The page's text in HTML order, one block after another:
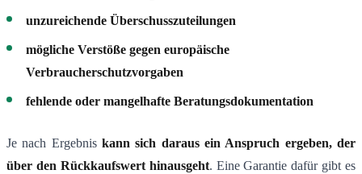
unzureichende Überschusszuteilungen
mögliche Verstöße gegen europäische
Verbraucherschutzvorgaben
fehlende oder mangelhafte Beratungsdokumentation
Je nach Ergebnis kann sich daraus ein Anspruch ergeben, der
über den Rückkaufswert hinausgeht. Eine Garantie dafür gibt es